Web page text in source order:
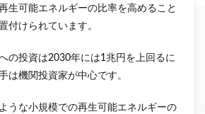
生可能エネルギーの比率を高めること
付けられています。
の投資は2030年には1兆円を上回るに
は機関投資家が中心です。
うな小規模での再生可能エネルギーの